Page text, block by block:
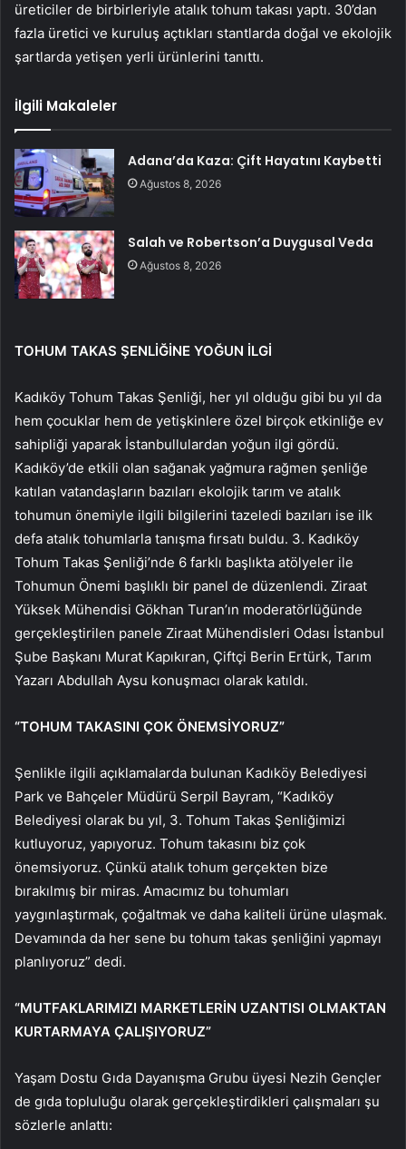
üreticiler de birbirleriyle atalık tohum takası yaptı. 30’dan
fazla üretici ve kuruluş açtıkları stantlarda doğal ve ekolojik
şartlarda yetişen yerli ürünlerini tanıttı.
İlgili Makaleler
Adana’da Kaza: Çift Hayatını Kaybetti
Ağustos 8, 2026
Salah ve Robertson’a Duygusal Veda
Ağustos 8, 2026
TOHUM TAKAS ŞENLİĞİNE YOĞUN İLGİ
Kadıköy Tohum Takas Şenliği, her yıl olduğu gibi bu yıl da
hem çocuklar hem de yetişkinlere özel birçok etkinliğe ev
sahipliği yaparak İstanbullulardan yoğun ilgi gördü.
Kadıköy’de etkili olan sağanak yağmura rağmen şenliğe
katılan vatandaşların bazıları ekolojik tarım ve atalık
tohumun önemiyle ilgili bilgilerini tazeledi bazıları ise ilk
defa atalık tohumlarla tanışma fırsatı buldu. 3. Kadıköy
Tohum Takas Şenliği’nde 6 farklı başlıkta atölyeler ile
Tohumun Önemi başlıklı bir panel de düzenlendi. Ziraat
Yüksek Mühendisi Gökhan Turan’ın moderatörlüğünde
gerçekleştirilen panele Ziraat Mühendisleri Odası İstanbul
Şube Başkanı Murat Kapıkıran, Çiftçi Berin Ertürk, Tarım
Yazarı Abdullah Aysu konuşmacı olarak katıldı.
“TOHUM TAKASINI ÇOK ÖNEMSİYORUZ”
Şenlikle ilgili açıklamalarda bulunan Kadıköy Belediyesi
Park ve Bahçeler Müdürü Serpil Bayram, “Kadıköy
Belediyesi olarak bu yıl, 3. Tohum Takas Şenliğimizi
kutluyoruz, yapıyoruz. Tohum takasını biz çok
önemsiyoruz. Çünkü atalık tohum gerçekten bize
bırakılmış bir miras. Amacımız bu tohumları
yaygınlaştırmak, çoğaltmak ve daha kaliteli ürüne ulaşmak.
Devamında da her sene bu tohum takas şenliğini yapmayı
planlıyoruz” dedi.
“MUTFAKLARIMIZI MARKETLERİN UZANTISI OLMAKTAN
KURTARMAYA ÇALIŞIYORUZ”
Yaşam Dostu Gıda Dayanışma Grubu üyesi Nezih Gençler
de gıda topluluğu olarak gerçekleştirdikleri çalışmaları şu
sözlerle anlattı: